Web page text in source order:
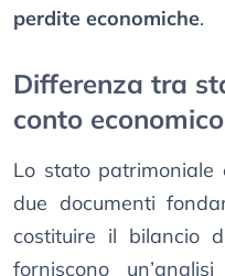
perdite economiche.
Differenza tra
conto economico
Lo stato patrimoniale
due documenti
costituire il bilancio
forniscono